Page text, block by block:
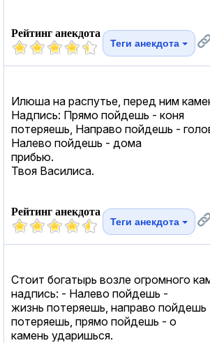
Рейтинг анекдота
Теги анекдота
Илюша на распутье, перед ним
Надпись: Прямо пойдешь - коня
потеряешь, Направо пойдешь -
Налево пойдешь - дома
прибью.
Твоя Василиса.
Рейтинг анекдота
Теги анекдота
Стоит богатырь возле огромного
надпись: - Налево пойдешь -
жизнь потеряешь, направо пойдешь
потеряешь, прямо пойдешь - о
камень ударишься.